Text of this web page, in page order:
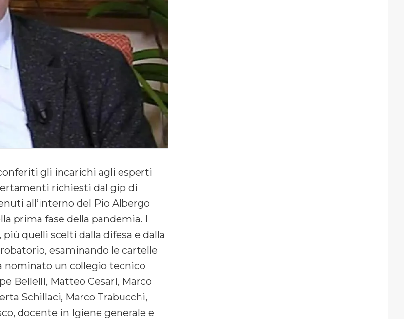
gli incarichi agli esperti
richiesti dal gip di
all’interno del Pio Albergo
prima fase della pandemia. I
quelli scelti dalla difesa e dalla
esaminando le cartelle
nominato un collegio tecnico
Bellelli, Matteo Cesari, Marco
Schillaci, Marco Trabucchi,
docente in Igiene generale e